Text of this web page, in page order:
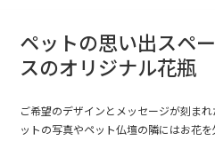
ペットの思い出スペ
スのオリジナル花瓶
ご希望のデザインとメッセージが刻ま
ットの写真やペット仏壇の隣にはお花